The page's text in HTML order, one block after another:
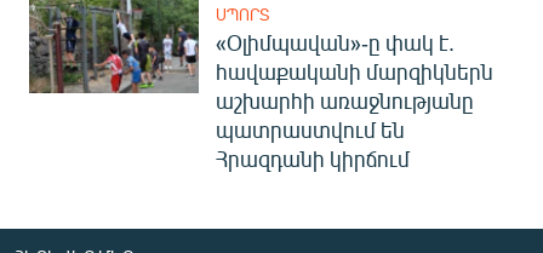
ՍՊՈՐՏ
«Օլիմպավան»-ը փակ է.
հավաքականի մարզիկներն
աշխարհի առաջնությանը
պատրաստվում են
Հրազդանի կիրճում